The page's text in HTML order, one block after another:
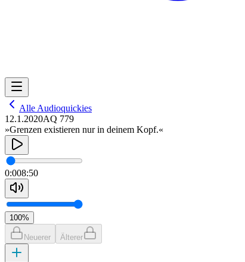
Alle Audioquickies
12.1.2020AQ 779
»Grenzen existieren nur in deinem Kopf.«
0:008:50
100%
Neuerer Älterer